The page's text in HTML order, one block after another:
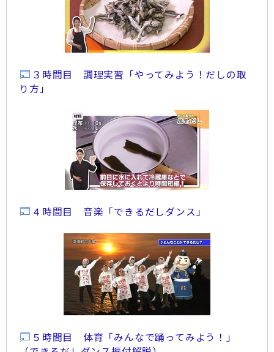
３時間目 調理実習「やってみよう！だしの取
り方」
４時間目 音楽「できるだしダンス」
５時間目 体育「みんなで踊ってみよう！」